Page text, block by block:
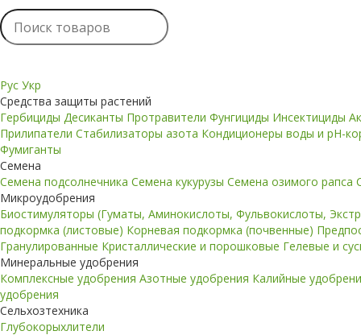
Рус Укр
Средства защиты растений
Гербициды Десиканты Протравители Фунгициды Инсектициды
Прилипатели Стабилизаторы азота Кондиционеры воды и pH-
Фумиганты
Семена
Семена подсолнечника Семена кукурузы Семена озимого рапса
Микроудобрения
Биостимуляторы (Гуматы, Аминокислоты, Фульвокислоты,
подкормка (листовые) Корневая подкормка (почвенные)
Гранулированные Кристаллические и порошковые Гелевые и
Минеральные удобрения
Комплексные удобрения Азотные удобрения Калийные
удобрения
Сельхозтехника
Глубокорыхлители